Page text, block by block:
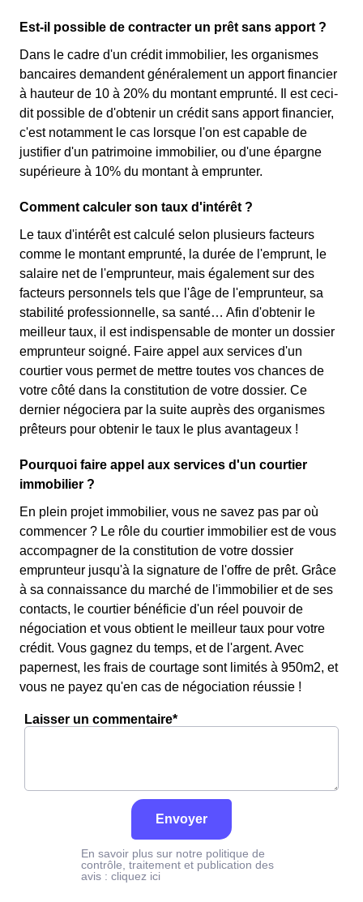
Est-il possible de contracter un prêt sans apport ?
Dans le cadre d'un crédit immobilier, les organismes
bancaires demandent généralement un apport financier
à hauteur de 10 à 20% du montant emprunté. Il est ceci-
dit possible de d'obtenir un crédit sans apport financier,
c'est notamment le cas lorsque l'on est capable de
justifier d'un patrimoine immobilier, ou d'une épargne
supérieure à 10% du montant à emprunter.
Comment calculer son taux d'intérêt ?
Le taux d'intérêt est calculé selon plusieurs facteurs
comme le montant emprunté, la durée de l'emprunt, le
salaire net de l'emprunteur, mais également sur des
facteurs personnels tels que l'âge de l'emprunteur, sa
stabilité professionnelle, sa santé… Afin d'obtenir le
meilleur taux, il est indispensable de monter un dossier
emprunteur soigné. Faire appel aux services d'un
courtier vous permet de mettre toutes vos chances de
votre côté dans la constitution de votre dossier. Ce
dernier négociera par la suite auprès des organismes
prêteurs pour obtenir le taux le plus avantageux !
Pourquoi faire appel aux services d'un courtier
immobilier ?
En plein projet immobilier, vous ne savez pas par où
commencer ? Le rôle du courtier immobilier est de vous
accompagner de la constitution de votre dossier
emprunteur jusqu'à la signature de l'offre de prêt. Grâce
à sa connaissance du marché de l'immobilier et de ses
contacts, le courtier bénéficie d'un réel pouvoir de
négociation et vous obtient le meilleur taux pour votre
crédit. Vous gagnez du temps, et de l'argent. Avec
papernest, les frais de courtage sont limités à 950m2, et
vous ne payez qu'en cas de négociation réussie !
Laisser un commentaire*
Envoyer
En savoir plus sur notre politique de
contrôle, traitement et publication des
avis : cliquez ici